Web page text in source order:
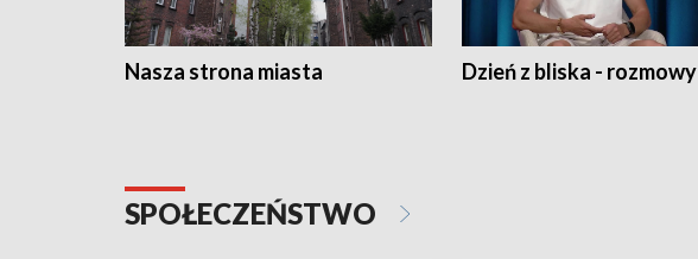
Nasza strona miasta Dzień z bliska - rozmowy
SPOŁECZEŃSTWO